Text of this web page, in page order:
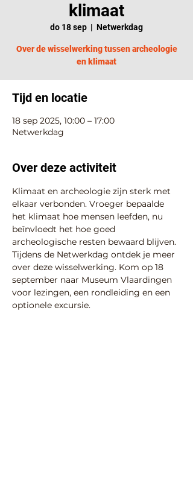
klimaat
do 18 sep
  |
Netwerkdag
Over de wisselwerking tussen archeologie
en klimaat
Tijd en locatie
18 sep 2025, 10:00 – 17:00
Netwerkdag
Over deze activiteit
Klimaat en archeologie zijn sterk met
elkaar verbonden. Vroeger bepaalde
het klimaat hoe mensen leefden, nu
beïnvloedt het hoe goed
archeologische resten bewaard blijven.
Tijdens de Netwerkdag ontdek je meer
over deze wisselwerking. Kom op 18
september naar Museum Vlaardingen
voor lezingen, een rondleiding en een
optionele excursie.